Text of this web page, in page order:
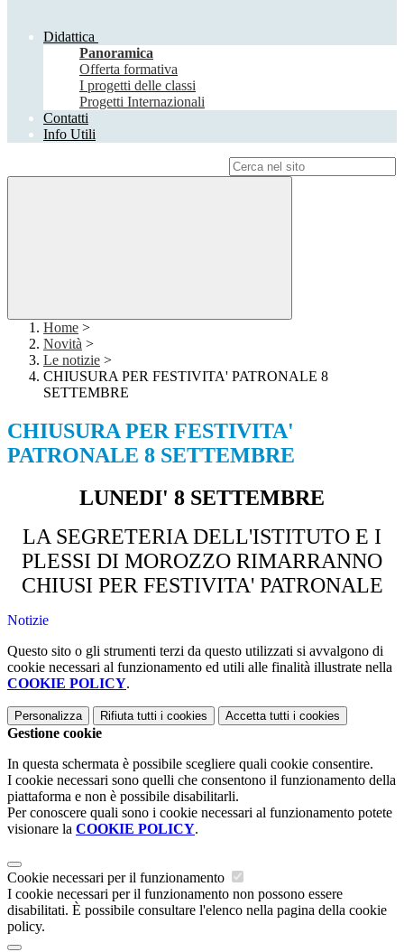
Didattica
Panoramica
Offerta formativa
I progetti delle classi
Progetti Internazionali
Contatti
Info Utili
Home >
Novità >
Le notizie >
CHIUSURA PER FESTIVITA' PATRONALE 8
SETTEMBRE
CHIUSURA PER FESTIVITA'
PATRONALE 8 SETTEMBRE
LUNEDI' 8 SETTEMBRE
LA SEGRETERIA DELL'ISTITUTO E I
PLESSI DI MOROZZO RIMARRANNO
CHIUSI PER FESTIVITA' PATRONALE
Notizie
Questo sito o gli strumenti terzi da questo utilizzati si avvalgono di
cookie necessari al funzionamento ed utili alle finalità illustrate nella
COOKIE POLICY.
Personalizza Rifiuta tutti i cookies Accetta tutti i cookies
Gestione cookie
In questa schermata è possibile scegliere quali cookie consentire.
I cookie necessari sono quelli che consentono il funzionamento della
piattaforma e non è possibile disabilitarli.
Per conoscere quali sono i cookie necessari al funzionamento potete
visionare la COOKIE POLICY.
Cookie necessari per il funzionamento
I cookie necessari per il funzionamento non possono essere
disabilitati. È possibile consultare l'elenco nella pagina della cookie
policy.